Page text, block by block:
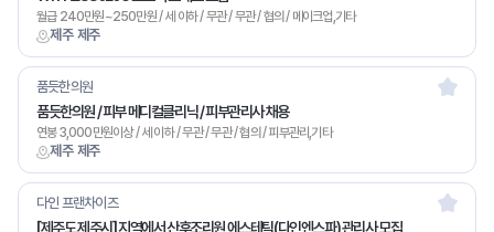
제주 제주
월급 240만원~250만원 / 세 이하 / 무관 / 무관 / 협의 / 메이크업,기타
제주 제주
품듯한의원
품듯한의원 / 피부 메디컬클리닉 / 피부관리사 채용
연봉 3,000만원이상 / 세 이하 / 무관 / 무관 / 협의 / 피부관리,기타
다인 프랜차이즈
[제주도 제주시] 지역에서 산후조리원 에스테틱(다인엔스파) 관리사 모집